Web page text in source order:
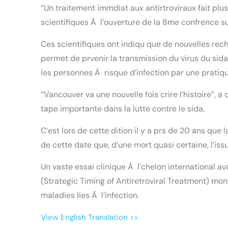
“Un traitement immdiat aux antirtroviraux fait
scientifiques Ã l’ouverture de la 8me
Ces scientifiques ont indiqu que de nouvelles
permet de prvenir la transmission du virus du
les personnes Ã risque d’infection par une
“Vancouver va une nouvelle fois crire l’histoire”, a
tape importante dans la lutte contre le sida.
C’est lors de cette dition il y a prs de 20 ans que
de cette date que, d’une mort quasi certaine,
Un vaste essai clinique Ã l’chelon international
(Strategic Timing of Antiretroviral Treatment)
maladies lies Ã l’infection.
View English Translation >>